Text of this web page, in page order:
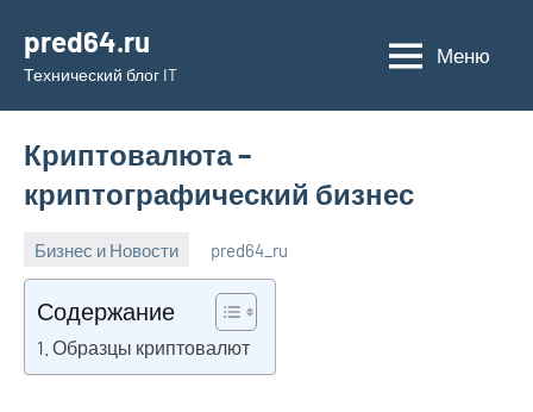
содержимому
pred64.ru
Технический блог IT
Меню
Криптовалюта –
криптографический бизнес
Бизнес и Новости
2023
pred64_ru
Содержание
Образцы криптовалют